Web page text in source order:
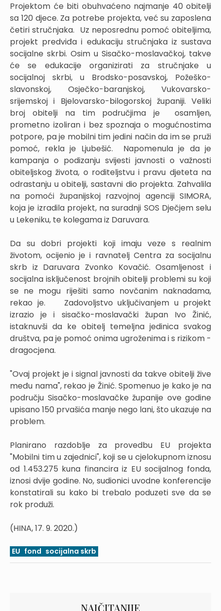
Projektom će biti obuhvaćeno najmanje 40 obitelji
sa 120 djece. Za potrebe projekta, već su zaposlena
četiri stručnjaka. Uz neposrednu pomoć obiteljima,
projekt predviđa i edukaciju stručnjaka iz sustava
socijalne skrbi. Osim u Sisačko-moslavačkoj, takve
će se edukacije organizirati za stručnjake u
socijalnoj skrbi, u Brodsko-posavskoj, Požeško-
slavonskoj, Osječko-baranjskoj, Vukovarsko-
srijemskoj i Bjelovarsko-bilogorskoj županiji. Veliki
broj obitelji na tim područjima je osamljen,
prometno izoliran i bez spoznaja o mogućnostima
potpore, pa je mobilni tim jedini način da im se pruži
pomoć, rekla je Ljubešić. Napomenula je da je
kampanja o podizanju svijesti javnosti o važnosti
obiteljskog života, o roditeljstvu i pravu djeteta na
odrastanju u obitelji, sastavni dio projekta. Zahvalila
na pomoći županijskoj razvojnoj agenciji SIMORA,
koja je izradila projekt, na suradnji SOS Dječjem selu
u Lekeniku, te kolegama iz Daruvara.
Da su dobri projekti koji imaju veze s realnim
životom, ocijenio je i ravnatelj Centra za socijalnu
skrb iz Daruvara Zvonko Kovačić. Osamljenost i
socijalna isključenost brojnih obitelji problemi su koji
se ne mogu riješiti samo novčanim naknadama,
rekao je. Zadovoljstvo uključivanjem u projekt
izrazio je i sisačko-moslavački župan Ivo Žinić,
istaknuvši da ke obitelj temeljna jedinica svakog
društva, pa je pomoć onima ugroženima i s rizikom -
dragocjena.
"Ovaj projekt je i signal javnosti da takve obitelji žive
među nama", rekao je Žinić. Spomenuo je kako je na
području Sisačko-moslavačke županije ove godine
upisano 150 prvašića manje nego lani, što ukazuje na
problem.
Planirano razdoblje za provedbu EU projekta
"Mobilni tim u zajednici", koji se u cjelokupnom iznosu
od 1.453.275 kuna financira iz EU socijalnog fonda,
iznosi dvije godine. No, sudionici uvodne konferencije
konstatirali su kako bi trebalo poduzeti sve da se
rok produži.
(HINA, 17. 9. 2020.)
EU fond socijalna skrb
NAJČITANIJE